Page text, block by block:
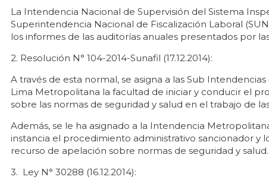
La Intendencia Nacional de Supervisión del Sistema
Superintendencia Nacional de Fiscalización Laboral
los informes de las auditorías anuales presentados por
2. Resolución N° 104-2014-Sunafil (17.12.2014):
A través de esta normal, se asigna a las Sub
Lima Metropolitana la facultad de iniciar y conducir el
sobre las normas de seguridad y salud en el trabajo de
Además, se le ha asignado a la Intendencia
instancia el procedimiento administrativo sancionador y
recurso de apelación sobre normas de seguridad y salud.
3. Ley N° 30288 (16.12.2014):